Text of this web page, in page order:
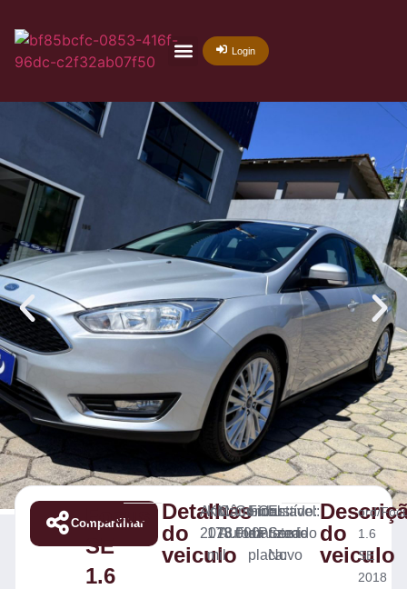
Login
Compartilhar
Focus
SE
1.6
Detalhes
do
veiculo
Ano:
2018
KM:
173.000
mil
Câmbio:
Automatizado
Combustível:
Flex
Final
da
placa:
Cor:
Prateado
Estado:
Semi-
Novo
do
veiculo
ord/
1.6
SE
2018